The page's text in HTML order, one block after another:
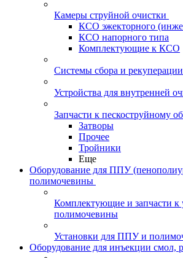
Камеры струйной очистки
КСО эжекторного
КСО напорного типа
Комплектующие к КСО
Системы сбора и рекуперации
Устройства для внутренней
Запчасти к пескоструйному
Затворы
Прочее
Тройники
Еще
Оборудование для ППУ
полимочевины
Комплектующие и запчасти
полимочевины
Установки для ППУ и
Оборудование для инъекции смол,